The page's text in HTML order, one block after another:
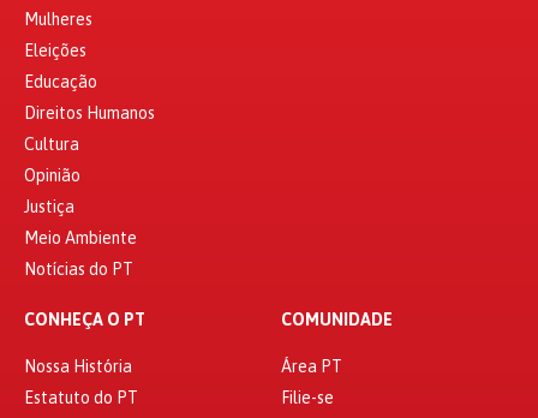
Mulheres
Eleições
Educação
Direitos Humanos
Cultura
Opinião
Justiça
Meio Ambiente
Notícias do PT
CONHEÇA O PT
Nossa História
Estatuto do PT
COMUNIDADE
Área PT
Filie-se